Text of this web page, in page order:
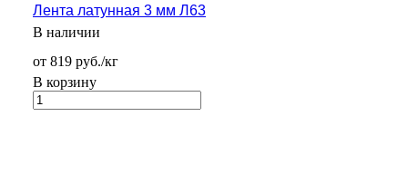
Лента латунная 3 мм Л63
В наличии
от 819 руб./кг
В корзину